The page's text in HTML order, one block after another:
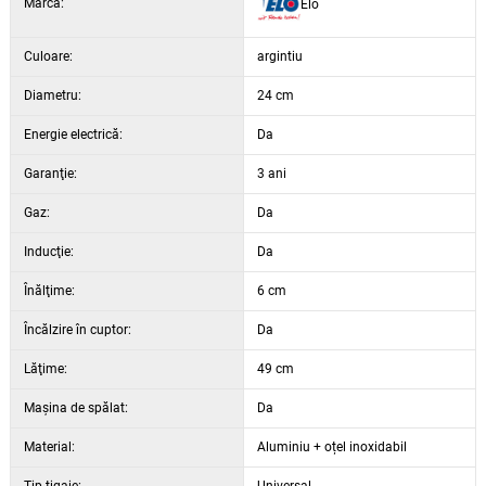
ideală pentru gătit sănătos cu un minim de grăsime
design modern și execuție practică
Marca: Elo
Culoare: argintiu
Diametru: 24 cm
Energie electrică: Da
Garanţie: 3 ani
Gaz: Da
Inducţie: Da
Înălţime: 6 cm
Încălzire în cuptor: Da
Lăţime: 49 cm
Maşina de spălat: Da
Material: Aluminiu + oțel inoxidabil